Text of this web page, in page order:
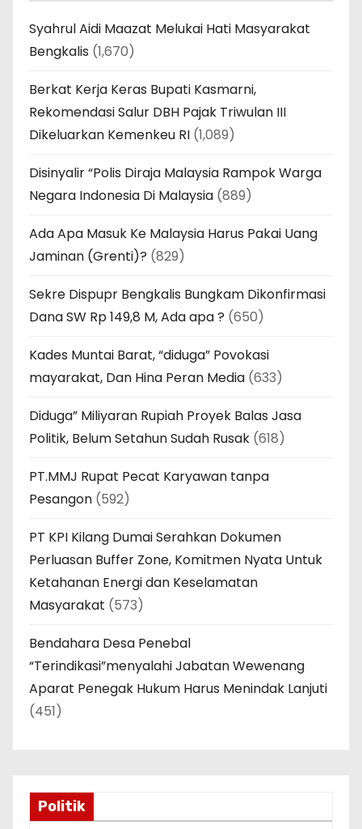
Syahrul Aidi Maazat Melukai Hati Masyarakat
Bengkalis (1,670)
Berkat Kerja Keras Bupati Kasmarni,
Rekomendasi Salur DBH Pajak Triwulan III
Dikeluarkan Kemenkeu RI (1,089)
Disinyalir “Polis Diraja Malaysia Rampok Warga
Negara Indonesia Di Malaysia (889)
Ada Apa Masuk Ke Malaysia Harus Pakai Uang
Jaminan (Grenti)? (829)
Sekre Dispupr Bengkalis Bungkam Dikonfirmasi
Dana SW Rp 149,8 M, Ada apa ? (650)
Kades Muntai Barat, “diduga” Povokasi
mayarakat, Dan Hina Peran Media (633)
Diduga” Miliyaran Rupiah Proyek Balas Jasa
Politik, Belum Setahun Sudah Rusak (618)
PT.MMJ Rupat Pecat Karyawan tanpa
Pesangon (592)
PT KPI Kilang Dumai Serahkan Dokumen
Perluasan Buffer Zone, Komitmen Nyata Untuk
Ketahanan Energi dan Keselamatan
Masyarakat (573)
Bendahara Desa Penebal
“Terindikasi”menyalahi Jabatan Wewenang
Aparat Penegak Hukum Harus Menindak Lanjuti
(451)
Politik